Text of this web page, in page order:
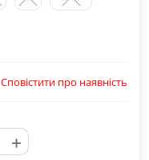
Сповістити про наявність
+